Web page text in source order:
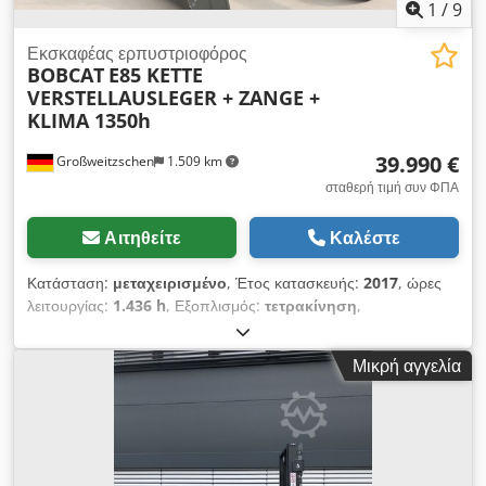
1 /9
Großweitzschen 1.509 km
Εκσκαφέας ερπυστριοφόρος
BOBCAT E85 KETTE
VERSTELLAUSLEGER + ZANGE +
KLIMA 1350h
39.990 €
σταθερή τιμή συν ΦΠΑ
Αιτηθείτε Καλέστε
Κατάσταση: μεταχειρισμένο, Έτος κατασκευής: 2017, ώρες
λειτουργίας: 1.436 h, Εξοπλισμός: τετρακίνηση,
Προσφέρουμε ένα σπάνιο μοντέλο E85, το οποίο δεν έχει
χρησιμοποιηθεί για ενοικιάσεις και προέρχεται από μια μικρή
κατασκευαστική εταιρεία. Διαθέτει κλιματισμό. * ΒΡΑΧΙΟΝΑΣ
ΜΕ ΛΑΒΙΔΑ/ΔΑΧΤΥΛΟ * Υδραυλική σκαπτική κουβά,
διαθέσιμη κατόπιν αιτήματος, υπάρχει σε απόθεμα με μια
λογική επιπλέον χρέωση. * Προέρχεται από μια μικρή
κατασκευαστική εταιρεία. * Γερμανική έκδοση. * Μόνο 1350
Μικρή αγγελία